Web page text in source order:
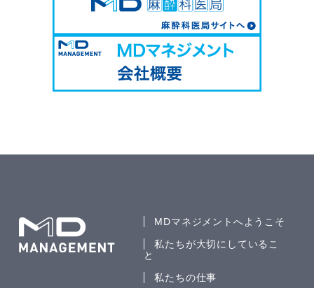
MDマネジメントへようこそ
私たちが大切にしているこ
と
私たちの仕事